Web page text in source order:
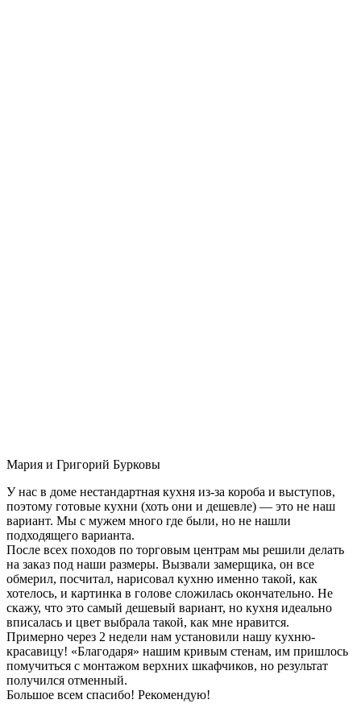
Мария и Григорий Бурковы
У нас в доме нестандартная кухня из-за короба и выступов,
поэтому готовые кухни (хоть они и дешевле) — это не наш
вариант. Мы с мужем много где были, но не нашли
подходящего варианта.
После всех походов по торговым центрам мы решили делать
на заказ под наши размеры. Вызвали замерщика, он все
обмерил, посчитал, нарисовал кухню именно такой, как
хотелось, и картинка в голове сложилась окончательно. Не
скажу, что это самый дешевый вариант, но кухня идеально
вписалась и цвет выбрала такой, как мне нравится.
Примерно через 2 недели нам установили нашу кухню-
красавицу! «Благодаря» нашим кривым стенам, им пришлось
помучиться с монтажом верхних шкафчиков, но результат
получился отменный.
Большое всем спасибо! Рекомендую!